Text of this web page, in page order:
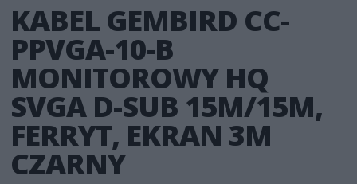
KABEL GEMBIRD CC-
PPVGA-10-B
MONITOROWY HQ
SVGA D-SUB 15M/15M,
FERRYT, EKRAN 3M
CZARNY